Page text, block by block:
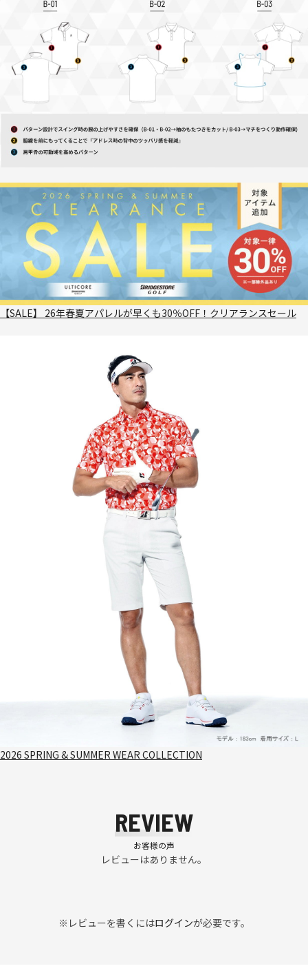
【SALE】 26年春夏アパレルが早くも30％OFF！クリアランスセール
2026 SPRING & SUMMER WEAR COLLECTION
REVIEW
お客様の声
レビューはありません。
※レビューを書くにはログインが必要です。